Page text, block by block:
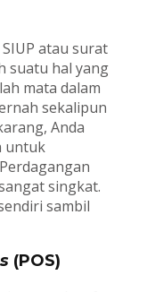
SIUP atau surat
suatu hal yang
mata dalam
sekalipun
Anda
untuk
singkat.
sambil
(POS)